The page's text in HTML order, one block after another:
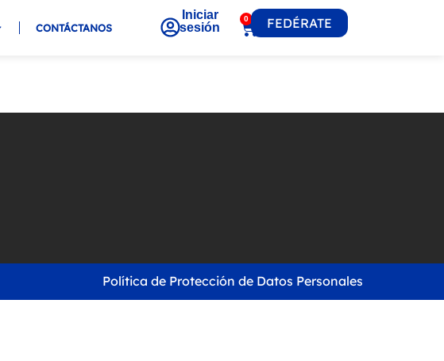
CONTÁCTANOS
Iniciar
sesión
0 FEDÉRATE
Política de Protección de Datos Personales